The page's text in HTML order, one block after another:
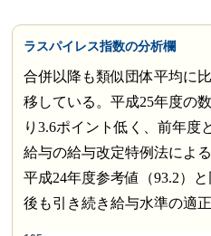
ラスパイレス指数の分析欄
合併以降も類似団体平均に
移している。平成25年度の
り3.6ポイント低く、前年度
給与の給与改定特例法によ
平成24年度参考値（93.2）
後も引き続き給与水準の適正